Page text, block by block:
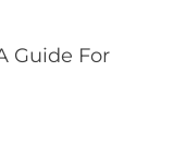
Guide For